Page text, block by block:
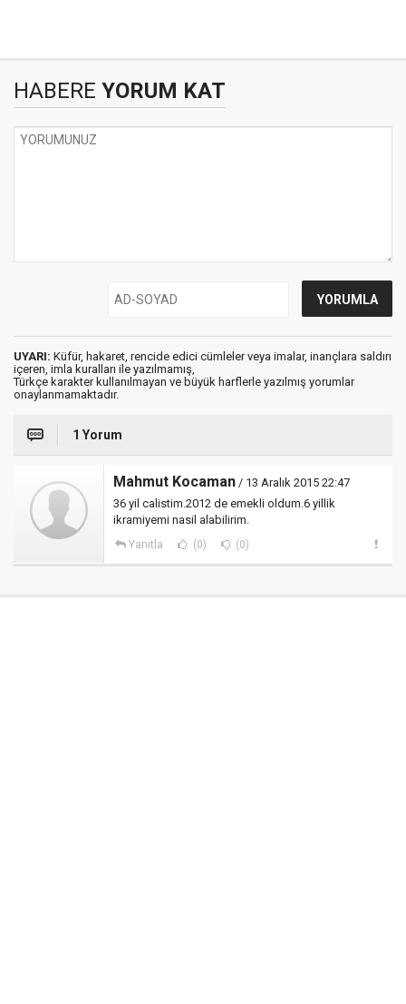
HABERE YORUM KAT
UYARI: Küfür, hakaret, rencide edici cümleler veya imalar, inançlara saldırı
içeren, imla kuralları ile yazılmamış,
Türkçe karakter kullanılmayan ve büyük harflerle yazılmış yorumlar
onaylanmamaktadır.
1 Yorum
Mahmut Kocaman / 13 Aralık 2015 22:47
36 yil calistim.2012 de emekli oldum.6 yillik
ikramiyemi nasil alabilirim.
Yanıtla (0) (0)